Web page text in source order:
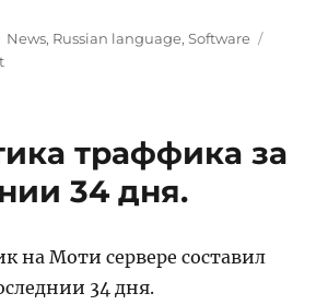
Categories
News, Russian language,Software
on
iTunes
траффика за
34 дня.
на Моти сервере составил
34 дня.